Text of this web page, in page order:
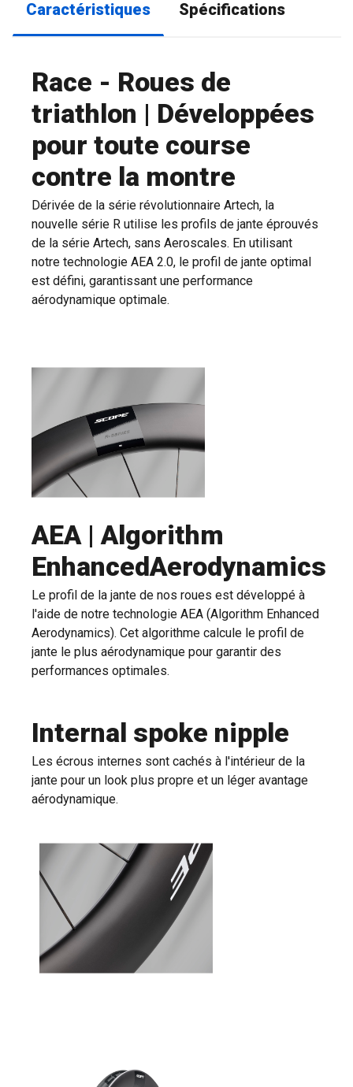
Caractéristiques Spécifications
Race - Roues de
triathlon | Développées
pour toute course
contre la montre
Dérivée de la série révolutionnaire Artech, la
nouvelle série R utilise les profils de jante éprouvés
de la série Artech, sans Aeroscales. En utilisant
notre technologie AEA 2.0, le profil de jante optimal
est défini, garantissant une performance
aérodynamique optimale.
AEA | Algorithm
EnhancedAerodynamics
Le profil de la jante de nos roues est développé à
l'aide de notre technologie AEA (Algorithm Enhanced
Aerodynamics). Cet algorithme calcule le profil de
jante le plus aérodynamique pour garantir des
performances optimales.
Internal spoke nipple
Les écrous internes sont cachés à l'intérieur de la
jante pour un look plus propre et un léger avantage
aérodynamique.